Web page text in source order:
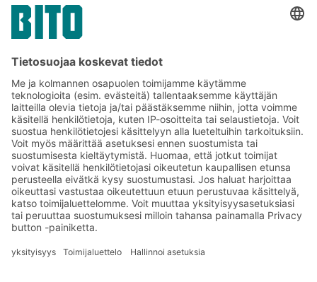
Tilaa BITO-uutiskirjeemme:
Uutisia ja faktoja
varastologistiikan
maailmasta
Eksklusiiviset alennukset
Tuoteinnovaatiot